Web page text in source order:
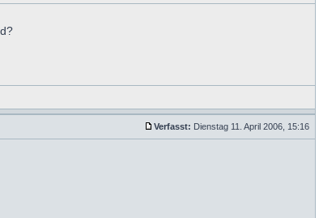
Verfasst: Dienstag 11. April 2006, 15:16